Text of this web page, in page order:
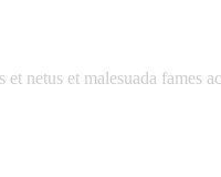
netus et malesuada